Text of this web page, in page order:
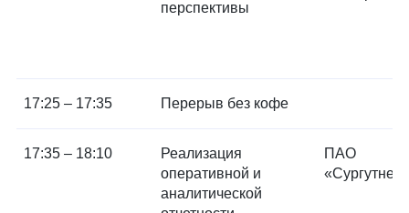
перспективы
17:25 – 17:35 Перерыв без кофе
17:35 – 18:10
Реализация
оперативной и
аналитической
ПАО